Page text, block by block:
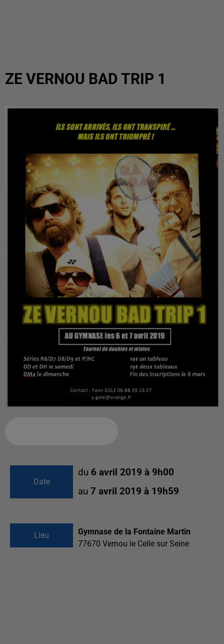
ZE VERNOU BAD TRIP 1
Date
du 6 avril 2019 à 9h00
au 7 avril 2019 à 19h59
Lieu
Gymnase de la Fontaine Martin
77670 Vernou le Celle sur Seine